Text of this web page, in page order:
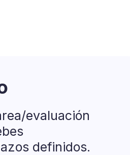
evaluación
definidos.